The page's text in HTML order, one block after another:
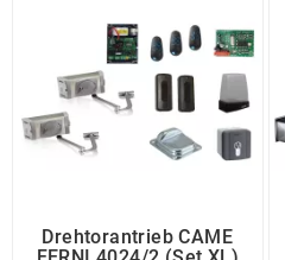
Drehtorantrieb CAME